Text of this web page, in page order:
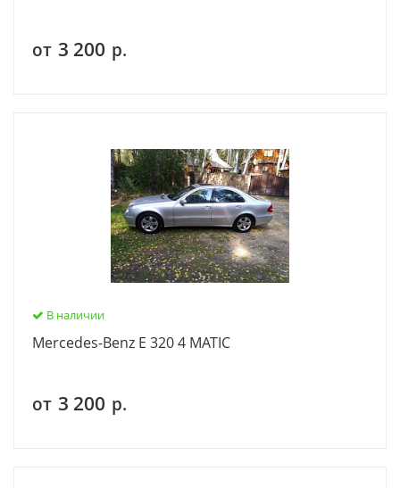
от 3 200 р.
В наличии
Mercedes-Benz E 320 4 MATIC
от 3 200 р.